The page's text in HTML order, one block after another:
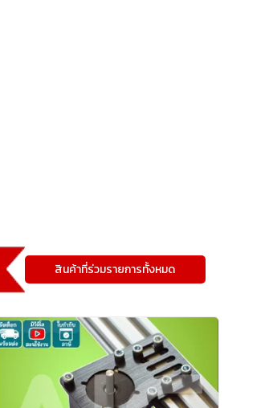
สินค้าที่ร่วมรายการทั้งหมด